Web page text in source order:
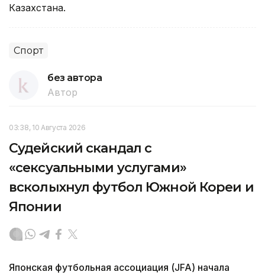
Казахстана.
Спорт
без автора
Автор
03:38, 10 Августа 2026
Судейский скандал с
«сексуальными услугами»
всколыхнул футбол Южной Кореи и
Японии
Японская футбольная ассоциация (JFA) начала